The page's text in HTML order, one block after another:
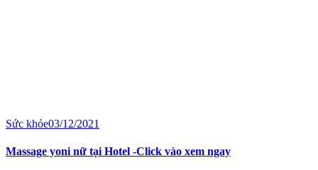
Sức khỏe03/12/2021
Massage yoni nữ tại Hotel -Click vào xem ngay